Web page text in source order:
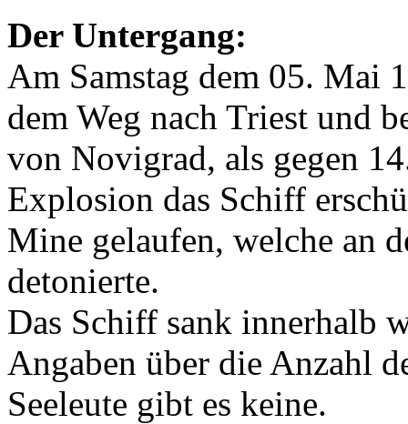
Der Untergang:
Am Samstag dem 05. Mai
dem Weg nach Triest und
von Novigrad, als gegen
Explosion das Schiff
Mine gelaufen, welche an
detonierte.
Das Schiff sank innerhalb
Angaben über die Anzahl
Seeleute gibt es keine.